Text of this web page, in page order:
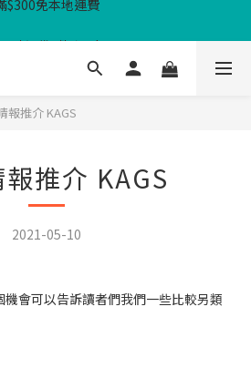
功課袋3件套 - $100
滿$300免本地運費
報推介 KAGS
推介 KAGS
2021-05-10
會可以告訴讀者們我們一些比較另類